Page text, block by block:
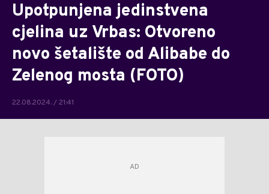
Upotpunjena jedinstvena
cjelina uz Vrbas: Otvoreno
novo šetalište od Alibabe do
Zelenog mosta (FOTO)
22.08.2024. / 21:41